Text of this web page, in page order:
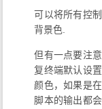
可以将所有控
背景色.
但有一点要注
复终端默认设
颜色，如果是
脚本的输出都